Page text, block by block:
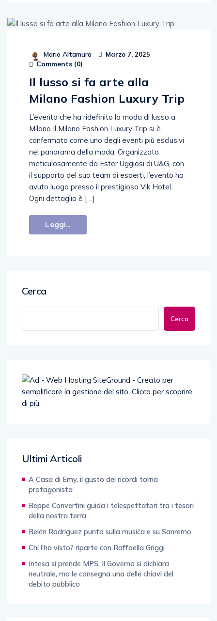
Mario Altamura Marzo 7, 2025
Comments (0)
Il lusso si fa arte alla
Milano Fashion Luxury Trip
L’evento che ha ridefinito la moda di lusso a
Milano Il Milano Fashion Luxury Trip si è
confermato come uno degli eventi più esclusivi
nel panorama della moda. Organizzato
meticulosamente da Ester Uggiosi di U&G, con
il supporto del suo team di esperti, l’evento ha
avuto luogo presso il prestigioso Vik Hotel.
Ogni dettaglio è […]
Leggi...
Cerca
Cerca
Ultimi Articoli
A Casa di Emy, il gusto dei ricordi torna
protagonista
Beppe Convertini guida i telespettatori tra i tesori
della nostra terra
Belén Rodriguez punta sulla musica e su Sanremo
Chi l’ha visto? riparte con Raffaella Griggi
Intesa si prende MPS. Il Governo si dichiara
neutrale, ma le consegna una delle chiavi del
debito pubblico